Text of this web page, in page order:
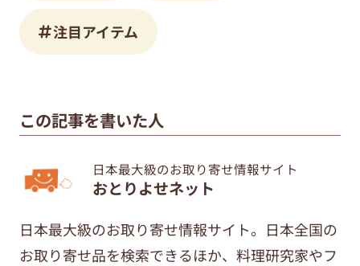
注目アイテム
この記事を書いた人
日本最大級のお取り寄せ情報サイト
おとりよせネット
日本最大級のお取り寄せ情報サイト。日本全国の
お取り寄せ品を検索できるほか、料理研究家やフ